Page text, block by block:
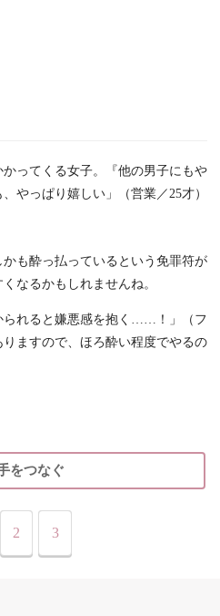
かってくる女子。『他の男子にもや
やっぱり嬉しい」（営業／25才）
も酔っ払っているという免罪符が
なるかもしれませんね。
られると嫌悪感を抱く……！」（フ
ますので、ほろ酔い程度でやるの
をつなぐ
2 3